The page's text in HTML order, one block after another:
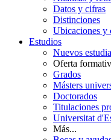
Datos y cifras
Distinciones
Ubicaciones y
Estudios
Nuevos
Oferta
Grados
Másters
Doctorados
Titulaciones
Universitat
Más...